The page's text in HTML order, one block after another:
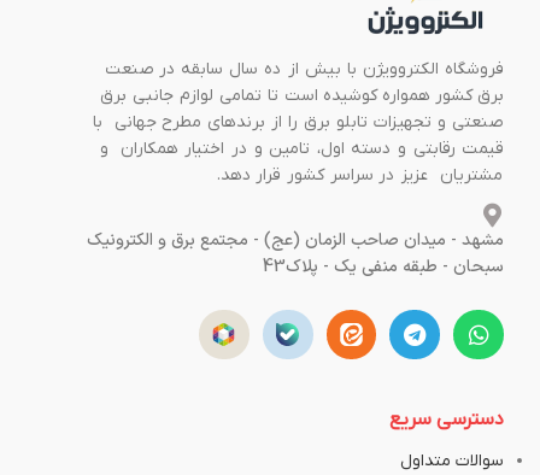
فروشگاه الکتروویژن با بیش از ده سال سابقه در صنعت
برق کشور همواره کوشیده است تا تمامی لوازم جانبی برق
صنعتی و تجهیزات تابلو برق را از برندهای مطرح جهانی با
قیمت رقابتی و دسته اول، تامین و در اختیار همکاران و
مشتریان عزیز در سراسر کشور قرار دهد.
مشهد - میدان صاحب الزمان (عج) - مجتمع برق و الکترونیک
سبحان - طبقه منفی یک - پلاک43
دسترسی سریع
سوالات متداول